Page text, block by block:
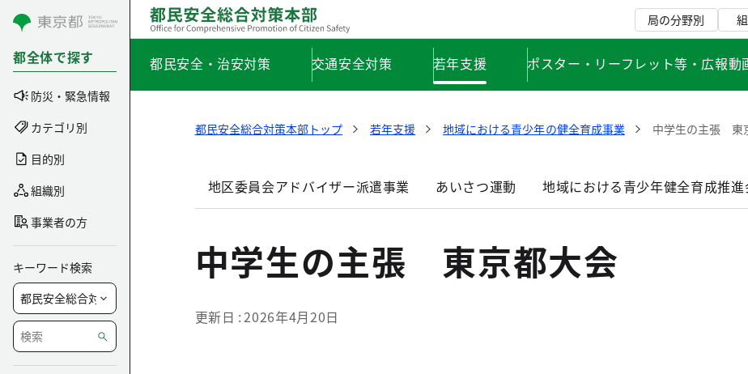
コンテンツにスキップ
都全体で探す
防災・緊急情報
カテゴリ別
目的別
組織別
事業者の方
キーワード検索
局の分野別
都民安全・治安対策 交通安全対策 若年支援 ポスター・リーフレット等・広報動
都民安全総合対策本部トップ 若年支援 地域における青少年の健全育成事業 中学生の主張 東
地区委員会アドバイザー派遣事業 あいさつ運動 地域における青少年健全育成推
中学生の主張 東京都大会
更新日 2026年4月20日